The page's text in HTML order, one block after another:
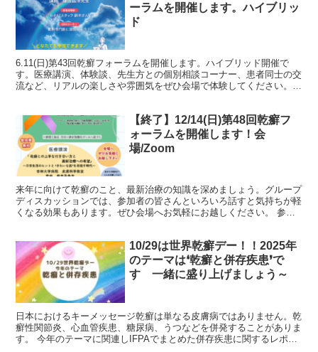
ーラムを開催します。ハイブリッ
ド
6.11(日)第43回乾癬フォーラムを開催します。ハイブリッド開催で
す。医療講演、体験談、先生方との個別相談コーナー、患者同士の交
流など、リアルの楽しさや雰囲気をぜひ会場で体験してください。お
【終了】12/14(日)第48回乾癬フ
ォーラムを開催します！会
場/Zoom
来年に向けて乾癬のこと、最新治療の知識を深めましょう。グループ
ディスカッションでは、参加者の皆さんといろいろ話すと気持ちが軽
くなる効果もあります。ぜひ会場へお気軽にお越しください。 参加
10/29は世界乾癬デー！！2025年
のテーマは❛乾癬と併存疾患❜で
す 一緒に盛り上げましょう～
日本におけるキーメッセージ乾癬は単なる皮膚病ではありません。乾
癬性関節炎、心血管疾患、糖尿病、うつなどを併発することがありま
す。 今年のテーマに関連しIFPAでまとめた併存疾患に関するレポー